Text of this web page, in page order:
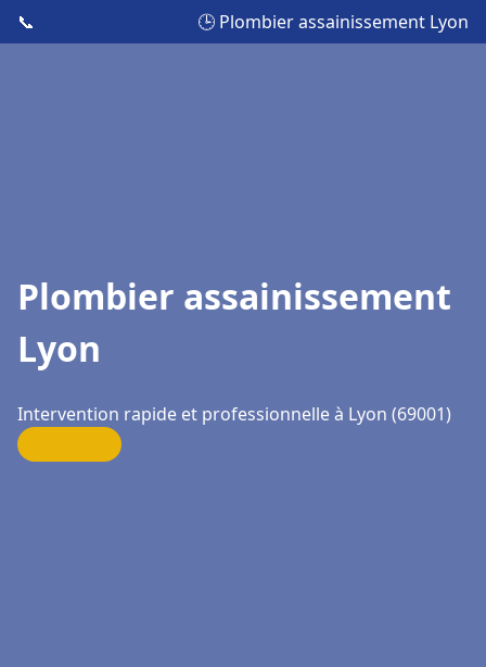
📞 🕒 Plombier assainissement Lyon
Plombier assainissement
Lyon
Intervention rapide et professionnelle à Lyon (69001)